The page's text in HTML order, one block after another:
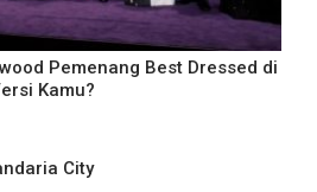
Pemenang Best Dressed di
Kamu?
City